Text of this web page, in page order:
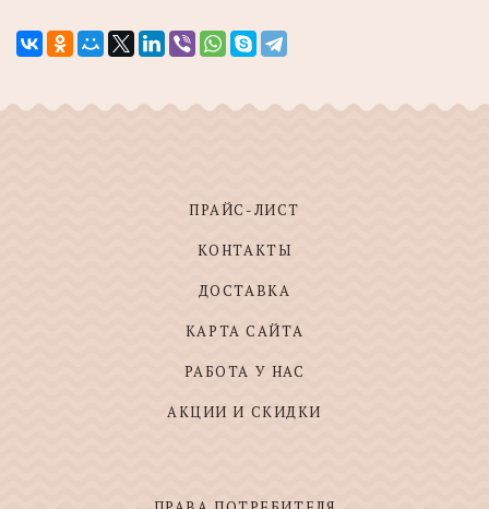
ПРАЙС-ЛИСТ
КОНТАКТЫ
ДОСТАВКА
КАРТА САЙТА
РАБОТА У НАС
АКЦИИ И СКИДКИ